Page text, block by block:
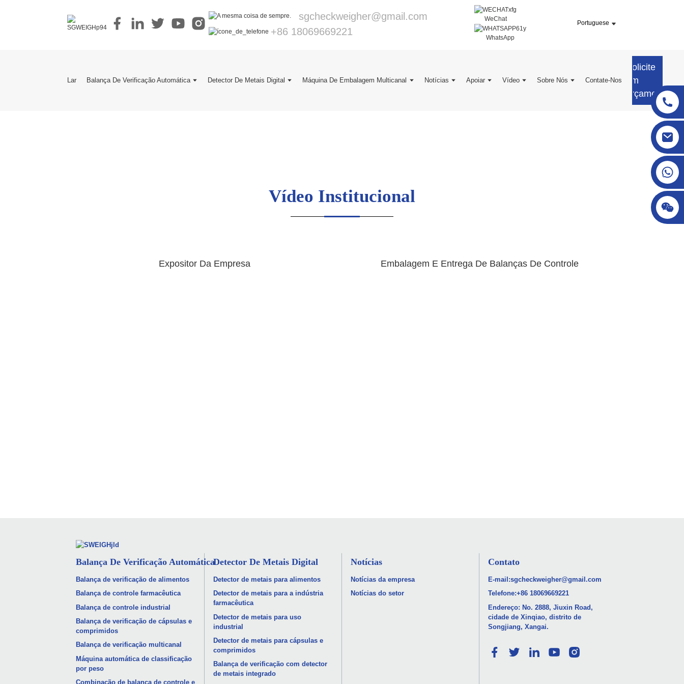
sgcheckweigher@gmail.com
+86 18069669221
WeChat
WhatsApp
Portuguese
Lar Balança De Verificação Automática Detector De Metais Digital Máquina De Embalagem Multicanal Notícias Apoiar Vídeo Sobre Nós Contate-Nos
Solicite
um
orçamento
Vídeo Institucional
Expositor Da Empresa Embalagem E Entrega De Balanças De Controle
Balança De Verificação Automática
Balança de verificação de alimentos
Balança de controle farmacêutica
Balança de controle industrial
Balança de verificação de cápsulas e
comprimidos
Balança de verificação multicanal
Máquina automática de classificação
por peso
Combinação de balança de controle e
Detector De Metais Digital
Detector de metais para alimentos
Detector de metais para a indústria
farmacêutica
Detector de metais para uso
industrial
Detector de metais para cápsulas e
comprimidos
Balança de verificação com detector
de metais integrado
Notícias
Notícias da empresa
Notícias do setor
Contato
E-mail:sgcheckweigher@gmail.com
Telefone:+86 18069669221
Endereço: No. 2888, Jiuxin Road,
cidade de Xinqiao, distrito de
Songjiang, Xangai.